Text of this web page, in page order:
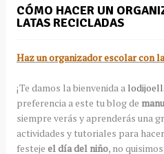
CÓMO HACER UN
LATAS RECICLADAS
Haz un organizador escolar con
¡Te damos la bienvenida a
preferencia a este tu blog de
siempre verás y aprenderás una
actividades y tutoriales para
festeje el día del niño, no